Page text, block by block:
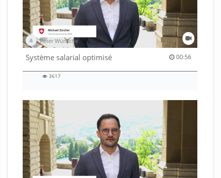
Peter Wünsche
Système salarial optimisé 00:56
00:56 duration
3617